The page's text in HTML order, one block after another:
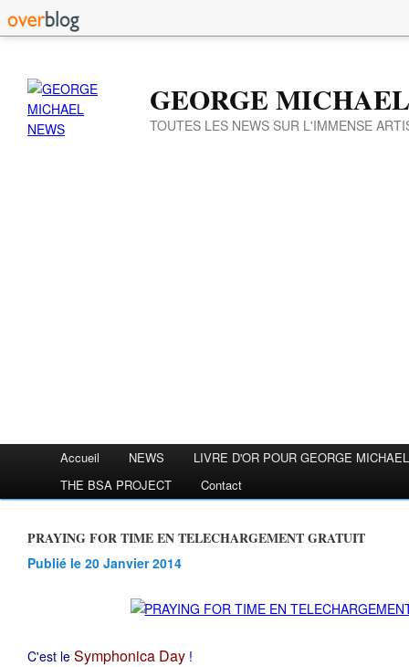
GEORGE
TOUTES LES NEWS SUR L'IMMENSE
Accueil NEWS
LIVRE D'OR POUR GEORGE MICHAEL
THE BSA PROJECT
Contact
PRAYING FOR TIME EN TELECHARGEMENT GRATUIT
Publié le 20 Janvier 2014
C'est le Symphonica Day !